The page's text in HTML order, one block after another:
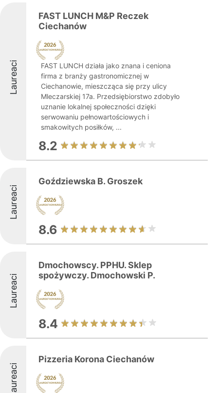
Laureaci
FAST LUNCH M&P Reczek
Ciechanów
FAST LUNCH działa jako znana i ceniona
firma z branży gastronomicznej w
Ciechanowie, mieszcząca się przy ulicy
Mleczarskiej 17a. Przedsiębiorstwo zdobyło
uznanie lokalnej społeczności dzięki
serwowaniu pełnowartościowych i
smakowitych posiłków, ...
8.2
Laureaci
Goździewska B. Groszek
8.6
Laureaci
Dmochowscy. PPHU. Sklep
spożywczy. Dmochowski P.
8.4
Laureaci
Pizzeria Korona Ciechanów